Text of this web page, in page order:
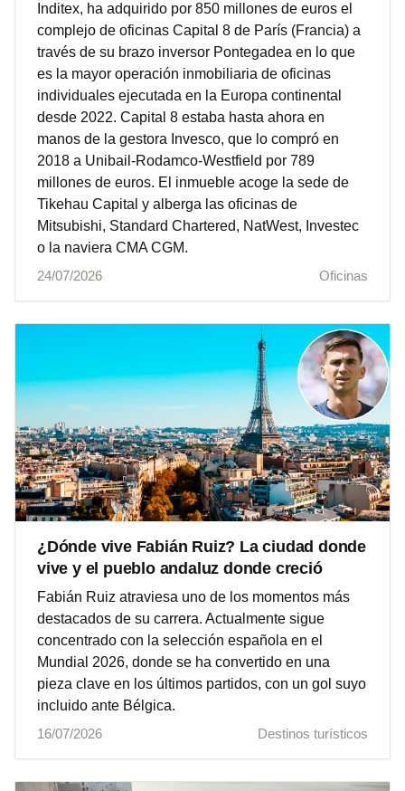
Inditex, ha adquirido por 850 millones de euros el
complejo de oficinas Capital 8 de París (Francia) a
través de su brazo inversor Pontegadea en lo que
es la mayor operación inmobiliaria de oficinas
individuales ejecutada en la Europa continental
desde 2022. Capital 8 estaba hasta ahora en
manos de la gestora Invesco, que lo compró en
2018 a Unibail-Rodamco-Westfield por 789
millones de euros. El inmueble acoge la sede de
Tikehau Capital y alberga las oficinas de
Mitsubishi, Standard Chartered, NatWest, Investec
o la naviera CMA CGM.
24/07/2026
Oficinas
¿Dónde vive Fabián Ruiz? La ciudad donde
vive y el pueblo andaluz donde creció
Fabián Ruiz atraviesa uno de los momentos más
destacados de su carrera. Actualmente sigue
concentrado con la selección española en el
Mundial 2026, donde se ha convertido en una
pieza clave en los últimos partidos, con un gol suyo
incluido ante Bélgica.
16/07/2026
Destinos turísticos